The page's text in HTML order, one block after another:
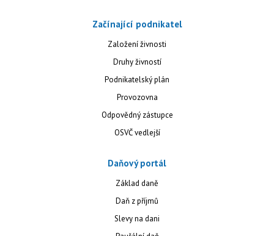
Začínající podnikatel
Založení živnosti
Druhy živností
Podnikatelský plán
Provozovna
Odpovědný zástupce
OSVČ vedlejší
Daňový portál
Základ daně
Daň z příjmů
Slevy na dani